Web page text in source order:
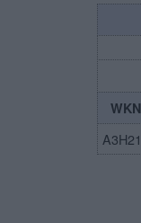
WKN